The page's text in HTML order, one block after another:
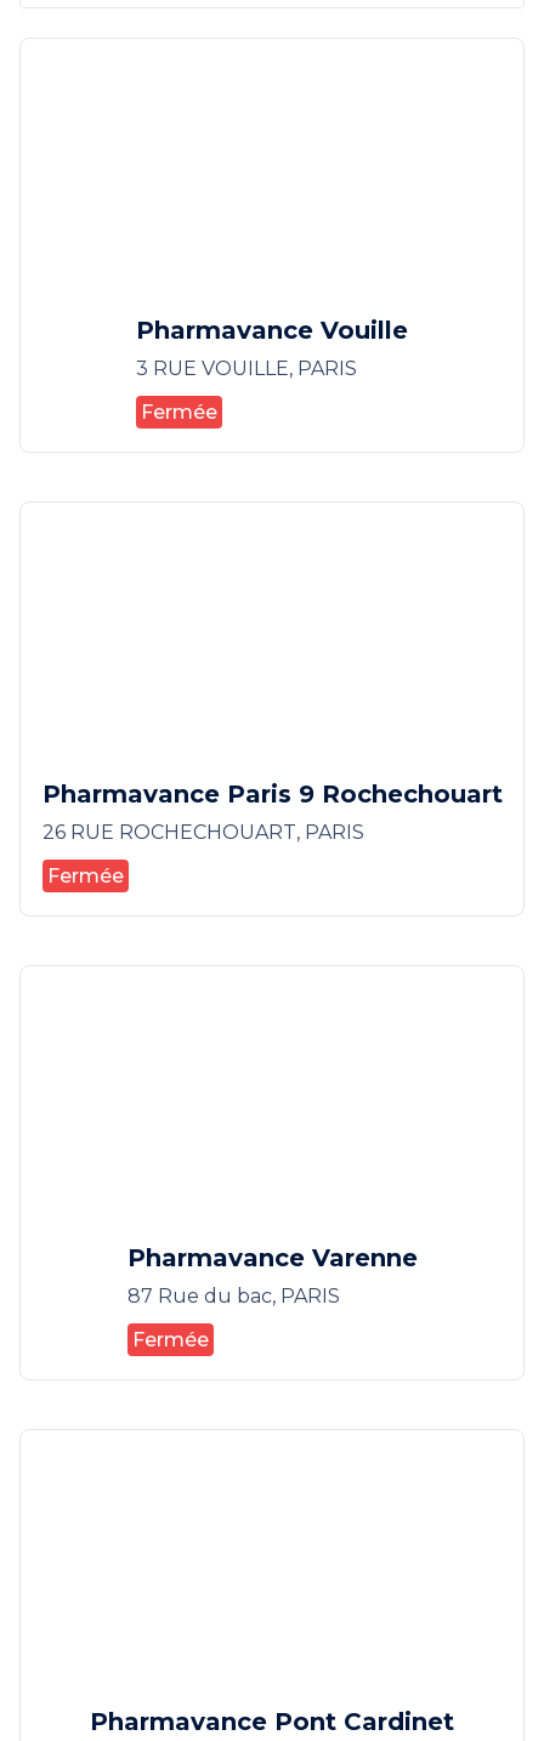
Pharmavance Vouille
3 RUE VOUILLE, PARIS
Fermée
Pharmavance Paris 9 Rochechouart
26 RUE ROCHECHOUART, PARIS
Fermée
Pharmavance Varenne
87 Rue du bac, PARIS
Fermée
Pharmavance Pont Cardinet